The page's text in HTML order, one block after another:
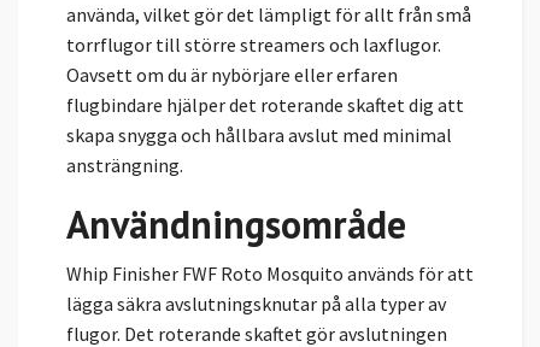
använda, vilket gör det lämpligt för allt från små
torrflugor till större streamers och laxflugor.
Oavsett om du är nybörjare eller erfaren
flugbindare hjälper det roterande skaftet dig att
skapa snygga och hållbara avslut med minimal
ansträngning.
Användningsområde
Whip Finisher FWF Roto Mosquito används för att
lägga säkra avslutningsknutar på alla typer av
flugor. Det roterande skaftet gör avslutningen